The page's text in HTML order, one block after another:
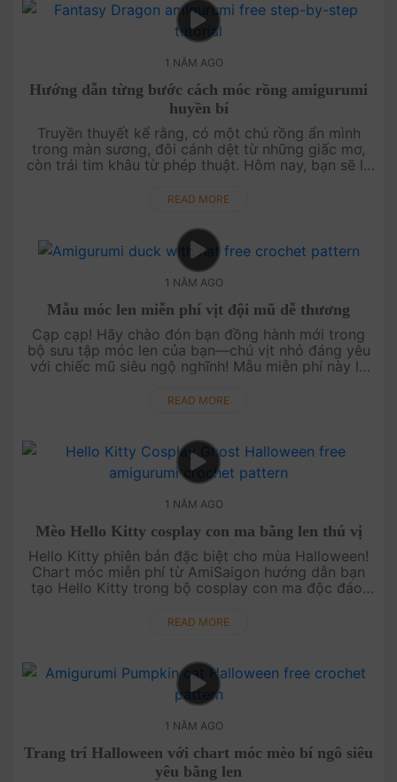
1 NĂM AGO
Hướng dẫn từng bước cách móc rồng amigurumi
huyền bí
Truyền thuyết kể rằng, có một chú rồng ẩn mình
trong màn sương, đôi cánh dệt từ những giấc mơ,
còn trái tim khâu từ phép thuật. Hôm nay, bạn sẽ là
móc. Với ....
READ MORE
1 NĂM AGO
Mẫu móc len miễn phí vịt đội mũ dễ thương
Cạp cạp! Hãy chào đón bạn đồng hành mới trong
bộ sưu tập móc len của bạn—chú vịt nhỏ đáng yêu
với chiếc mũ siêu ngộ nghĩnh! Mẫu miễn phí này là
dự án của bạn. Kết hợp c....
READ MORE
1 NĂM AGO
Mèo Hello Kitty cosplay con ma bằng len thú vị
Hello Kitty phiên bản đặc biệt cho mùa Halloween!
Chart móc miễn phí từ AmiSaigon hướng dẫn bạn
tạo Hello Kitty trong bộ cosplay con ma độc đáo.
lễ sắp tới. Khám phá ng....
READ MORE
1 NĂM AGO
Trang trí Halloween với chart móc mèo bí ngô siêu
yêu bằng len